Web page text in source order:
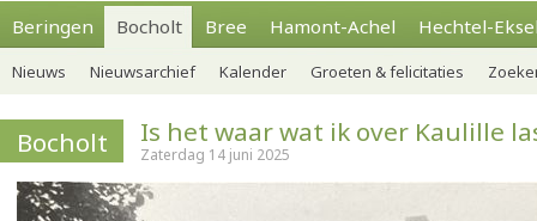
Beringen Bocholt Bree Hamont-Achel Hechtel-
Nieuws Nieuwsarchief Kalender Groeten & felicitaties
Bocholt Is het waar wat ik over Kaulille
Zaterdag 14 juni 2025